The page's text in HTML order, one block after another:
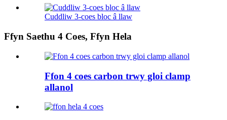
Cuddliw 3-coes bloc â llaw
Ffyn Saethu 4 Coes, Ffyn Hela
Ffon 4 coes carbon trwy gloi clamp
allanol